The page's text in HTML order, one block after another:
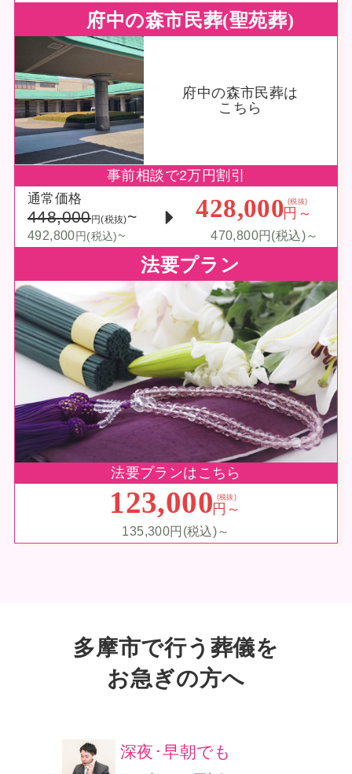
府中の森市民葬(聖苑葬)
府中の森市民葬は
こちら
事前相談で2万円割引
通常価格
448,000円(税抜)~
492,800 円(税込)~
428,000 (税抜)
円～
470,800円(税込)～
法要プラン
法要プランはこちら
123,000 (税抜)
円～
135,300円(税込)～
多摩市で行う葬儀を
お急ぎの方へ
深夜･早朝でも